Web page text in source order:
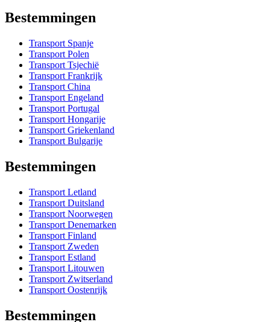
Bestemmingen
Transport Spanje
Transport Polen
Transport Tsjechië
Transport Frankrijk
Transport China
Transport Engeland
Transport Portugal
Transport Hongarije
Transport Griekenland
Transport Bulgarije
Bestemmingen
Transport Letland
Transport Duitsland
Transport Noorwegen
Transport Denemarken
Transport Finland
Transport Zweden
Transport Estland
Transport Litouwen
Transport Zwitserland
Transport Oostenrijk
Bestemmingen